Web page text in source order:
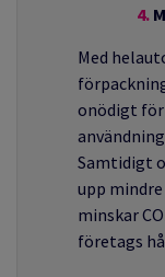
4.
Med
onödigt
Samtidigt
upp
minskar
företags